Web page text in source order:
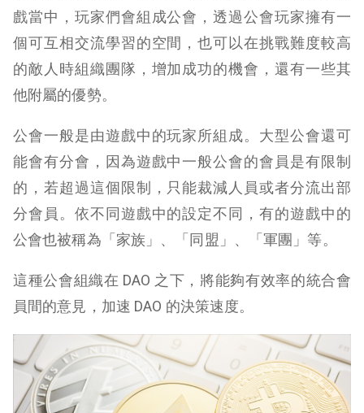
戲當中，玩家們會組成公會，透過公會玩家擁有一
個可互相交流學習的空間，也可以在挑戰難度較高
的敵人時組織團隊，增加成功的機會，還有一些其
他附屬的優勢。
公會一般是由遊戲中的玩家所組成。大型公會還可
能會有分會，因為遊戲中一般公會的會員是有限制
的，若超過這個限制，只能裁減人員或者分流出部
分會員。依不同遊戲中的設定不同，有的遊戲中的
公會也被稱為「家族」、「同盟」、「軍團」等。
這種公會組織在 DAO 之下，將能夠有效率的統合會
員間的意見，加速 DAO 的決策速度。